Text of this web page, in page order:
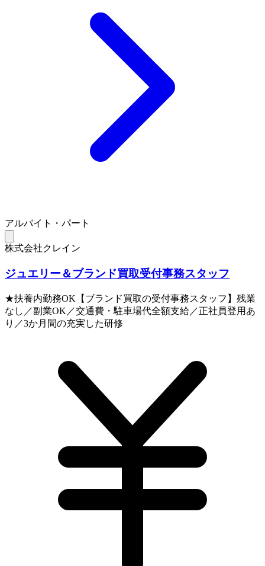
アルバイト・パート
株式会社クレイン
ジュエリー＆ブランド買取受付事務スタッフ
★扶養内勤務OK【ブランド買取の受付事務スタッフ】残業
なし／副業OK／交通費・駐車場代全額支給／正社員登用あ
り／3か月間の充実した研修